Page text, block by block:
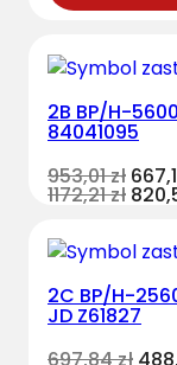
2B BP/H-
84041095
953,01zł
1172,21zł
2C BP/H-
JD Z61827